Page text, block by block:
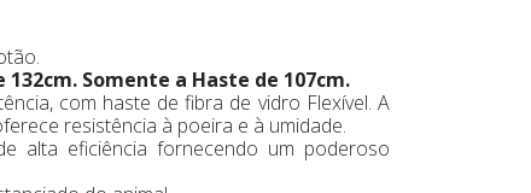
Somente a Haste de 107cm.
com haste de fibra de vidro Flexível. A
resistência à poeira e à umidade.
alta eficiência fornecendo um poderoso